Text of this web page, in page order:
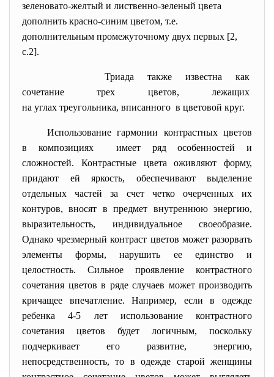
зеленовато-желтый и лиственно-зеленый цвета
дополнить красно-синим цветом, т.е.
дополнительным промежуточному двух первых [2,
с.2].
Триада также известна как
сочетание трех цветов, лежащих
на углах треугольника, вписанного в цветовой круг.
Использование гармонии контрастных цветов
в композициях имеет ряд особенностей и
сложностей. Контрастные цвета оживляют форму,
придают ей яркость, обеспечивают выделение
отдельных частей за счет четко очерченных их
контуров, вносят в предмет внутреннюю энергию,
выразительность, индивидуальное своеобразие.
Однако чрезмерный контраст цветов может разорвать
элементы формы, нарушить ее единство и
целостность. Сильное проявление контрастного
сочетания цветов в ряде случаев может производить
кричащее впечатление. Например, если в одежде
ребенка 4-5 лет использование контрастного
сочетания цветов будет логичным, поскольку
подчеркивает его развитие, энергию,
непосредственность, то в одежде старой женщины